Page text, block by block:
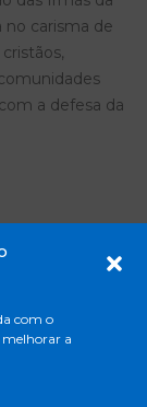
com o
melhorar a
no carisma de
a defesa da